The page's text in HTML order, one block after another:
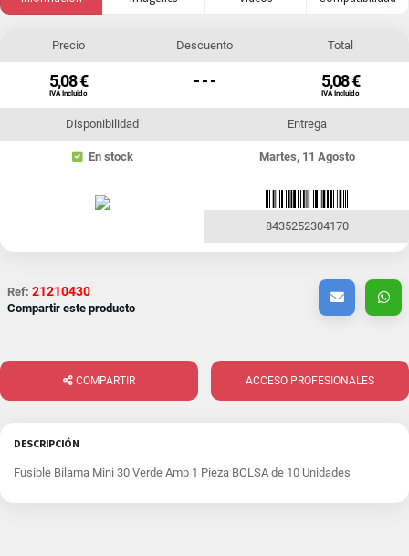
Precio
5,08 €
IVA Incluido
Descuento
- - -
Total
5,08 €
IVA Incluido
Disponibilidad
En stock
Entrega
Martes, 11 Agosto
8435252304170
Ref: 21210430
Compartir este producto
COMPARTIR ACCESO PROFESIONALES
DESCRIPCIÓN
Fusible Bilama Mini 30 Verde Amp 1 Pieza BOLSA de 10 Unidades